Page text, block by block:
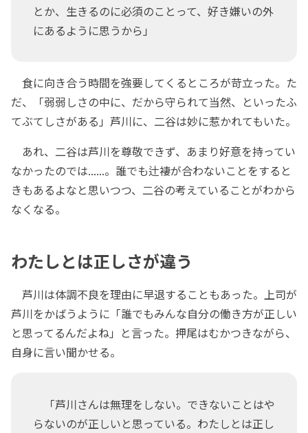
とか、生きるのに必須のことって、好き嫌いの外
にあるように思うから」
食に向き合う時間を強要してくるところが苛立った。た
だ、「弱弱しさの中に、だから守られて当然、といったふ
てぶてしさがある」芦川に、二谷は妙に惹かれてもいた。
あれ、二谷は芦川を尊敬できず、あまり好意を持ってい
なかったのでは......。誰でも辻褄が合わないことをすると
きもあるよなと思いつつ、二谷の考えていることがわから
なくなる。
わたしとは正しさが違う
芦川は体調不良を理由に早退することもあった。上司が
芦川をかばうように「誰でもみんな自分の働き方が正しい
と思ってるんだよね」と言った。押尾はむかつきながら、
自身に言い聞かせる。
「芦川さんは無理をしない。できないことはや
らないのが正しいと思っている。わたしとは正し